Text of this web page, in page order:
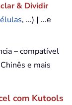
& Dividir
, ...) | ...e
– compatível
e mais
com Kutools